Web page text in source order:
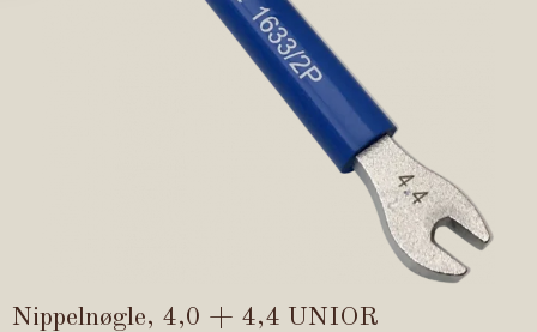
Nippelnøgle, 4,0 + 4,4 UNIOR